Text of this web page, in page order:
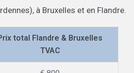
à Bruxelles et en Flandre.
total Flandre & Bruxelles
TVAC